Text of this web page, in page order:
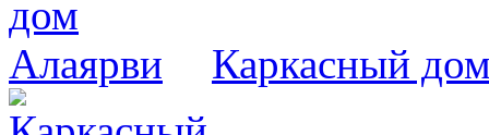
Каркасный